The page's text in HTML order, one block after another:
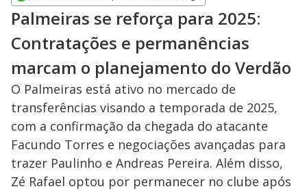
Opens in new window
Palmeiras se reforça para 2025:
Contratações e permanências
marcam o planejamento do Verdão
O Palmeiras está ativo no mercado de
transferências visando a temporada de 2025,
com a confirmação da chegada do atacante
Facundo Torres e negociações avançadas para
trazer Paulinho e Andreas Pereira. Além disso,
Zé Rafael optou por permanecer no clube após